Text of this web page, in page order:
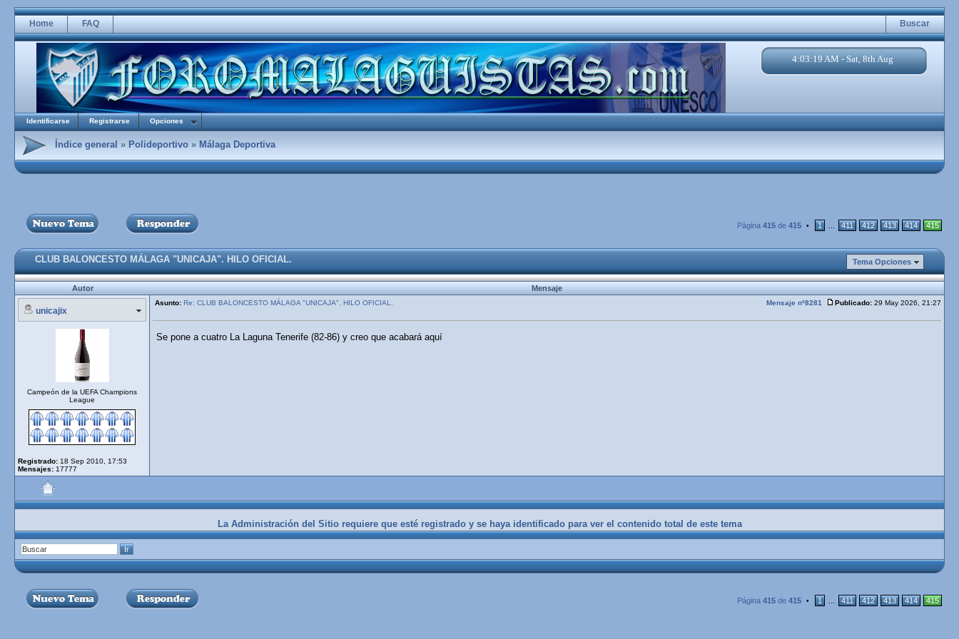
Home FAQ Buscar
4:03:19 AM - Sat, 8th Aug
Identificarse Registrarse Opciones
Índice general » Polideportivo » Málaga Deportiva
Página 415 de 415 • 1 411 412 413 414 415
CLUB BALONCESTO MÁLAGA "UNICAJA". HILO OFICIAL. Tema Opciones
Autor Mensaje
unicajix
Asunto: Re: CLUB BALONCESTO MÁLAGA "UNICAJA". HILO OFICIAL. Mensaje nº8281 Publicado: 29 May 2026, 21:27
Campeón de la UEFA Champions
League
Registrado: 18 Sep 2010, 17:53
Mensajes: 17777
Se pone a cuatro La Laguna Tenerife (82-86) y creo que acabará aquí
La Administración del Sitio requiere que esté registrado y se haya identificado para ver el contenido total de este tema
Página 415 de 415 • 1 411 412 413 414 415